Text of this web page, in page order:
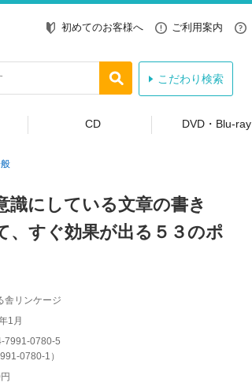
初めてのお客様へ ご利用案内
こだわり検索
CD DVD・Blu-ray
識にしている文章の書き
すぐ効果が出る５３のポ
舎リンケージ
1月
7991-0780-5
0780-1 ）